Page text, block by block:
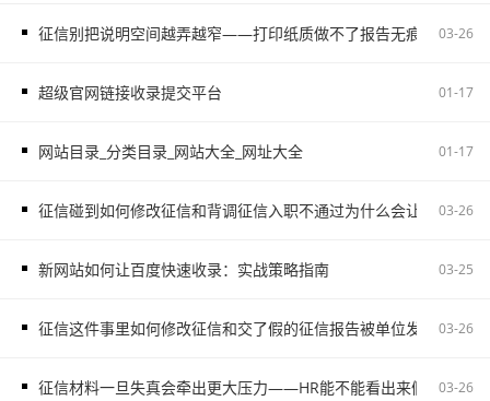
征信别把说明空间越弄越窄——打印纸质做不了报告无痕PS修改和
03-26
超级官网链接收录提交平台 01-17
网站目录_分类目录_网站大全_网址大全 01-17
征信碰到如何修改征信和背调征信入职不通过为什么会让自己更被
03-26
新网站如何让百度快速收录：实战策略指南 03-25
征信这件事里如何修改征信和交了假的征信报告被单位发现容易把
03-26
征信材料一旦失真会牵出更大压力——HR能不能看出来假的征信
03-26